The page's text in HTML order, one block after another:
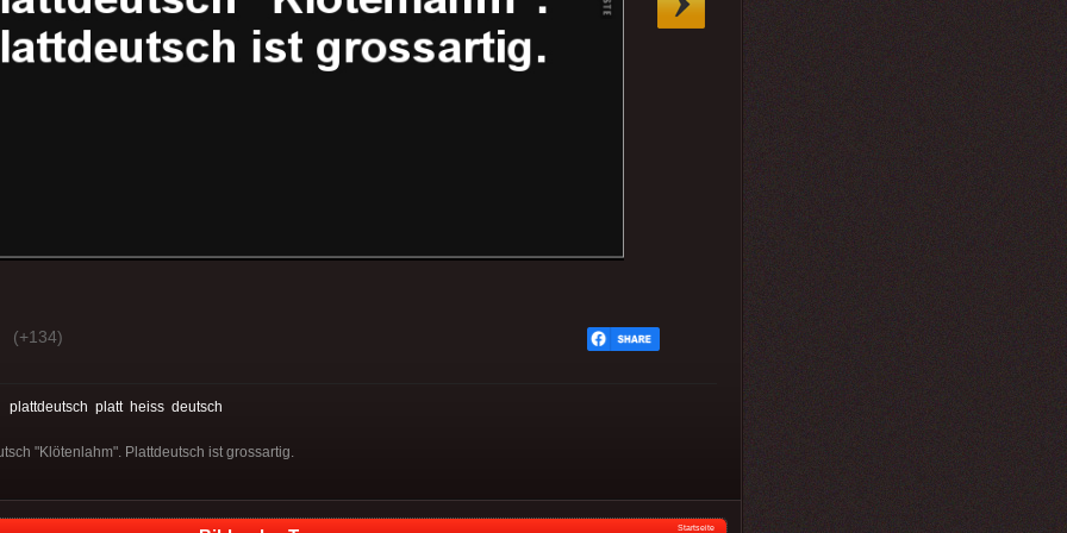
(+134)
plattdeutsch platt heiss deutsch
"Klötenlahm". Plattdeutsch ist grossartig.
Startseite